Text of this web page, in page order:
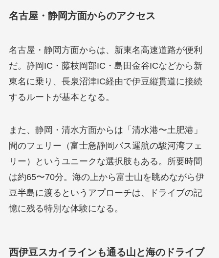
名古屋・静岡方面からのアクセス
名古屋・静岡方面からは、新東名高速道路が便利
だ。静岡IC・藤枝岡部IC・島田金谷ICなどから新
東名に乗り、長泉沼津IC経由で伊豆縦貫道に接続
するルートが基本となる。
また、静岡・清水方面からは「清水港〜土肥港」
間のフェリー（富士急静岡バス運航の駿河湾フェ
リー）というユニークな選択肢もある。所要時間
は約65〜70分。海の上から富士山を眺めながら伊
豆半島に渡るというアプローチは、ドライブの記
憶に残る特別な体験になる。
西伊豆スカイラインも通る山と海のドライブ